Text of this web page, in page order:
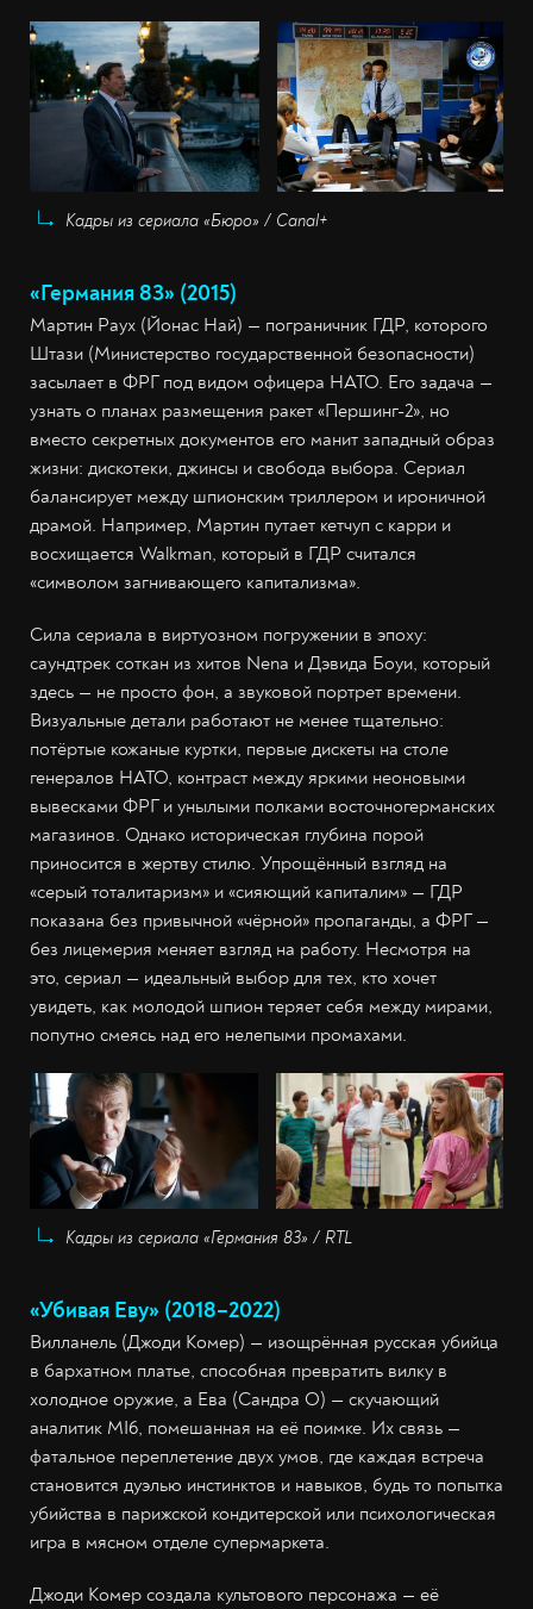
Кадры из сериала «Бюро» / Canal+
«Германия 83» (2015)
Мартин Раух (Йонас Най) — пограничник ГДР, которого
Штази (Министерство государственной безопасности)
засылает в ФРГ под видом офицера НАТО. Его задача —
узнать о планах размещения ракет «Першинг-2», но
вместо секретных документов его манит западный образ
жизни: дискотеки, джинсы и свобода выбора. Сериал
балансирует между шпионским триллером и ироничной
драмой. Например, Мартин путает кетчуп с карри и
восхищается Walkman, который в ГДР считался
«символом загнивающего капитализма».
Сила сериала в виртуозном погружении в эпоху:
саундтрек соткан из хитов Nena и Дэвида Боуи, который
здесь — не просто фон, а звуковой портрет времени.
Визуальные детали работают не менее тщательно:
потёртые кожаные куртки, первые дискеты на столе
генералов НАТО, контраст между яркими неоновыми
вывесками ФРГ и унылыми полками восточногерманских
магазинов. Однако историческая глубина порой
приносится в жертву стилю. Упрощённый взгляд на
«серый тоталитаризм» и «сияющий капиталим» — ГДР
показана без привычной «чёрной» пропаганды, а ФРГ —
без лицемерия меняет взгляд на работу. Несмотря на
это, сериал — идеальный выбор для тех, кто хочет
увидеть, как молодой шпион теряет себя между мирами,
попутно смеясь над его нелепыми промахами.
Кадры из сериала «Германия 83» / RTL
«Убивая Еву» (2018–2022)
Вилланель (Джоди Комер) — изощрённая русская убийца
в бархатном платье, способная превратить вилку в
холодное оружие, а Ева (Сандра О) — скучающий
аналитик MI6, помешанная на её поимке. Их связь —
фатальное переплетение двух умов, где каждая встреча
становится дуэлью инстинктов и навыков, будь то попытка
убийства в парижской кондитерской или психологическая
игра в мясном отделе супермаркета.
Джоди Комер создала культового персонажа — её